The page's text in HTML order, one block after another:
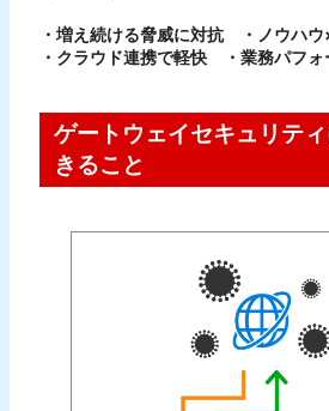
・増え続ける脅威に対抗
・ノウハ
・クラウド連携で軽快
・業務パフ
ゲートウェイセキュリテ
きること